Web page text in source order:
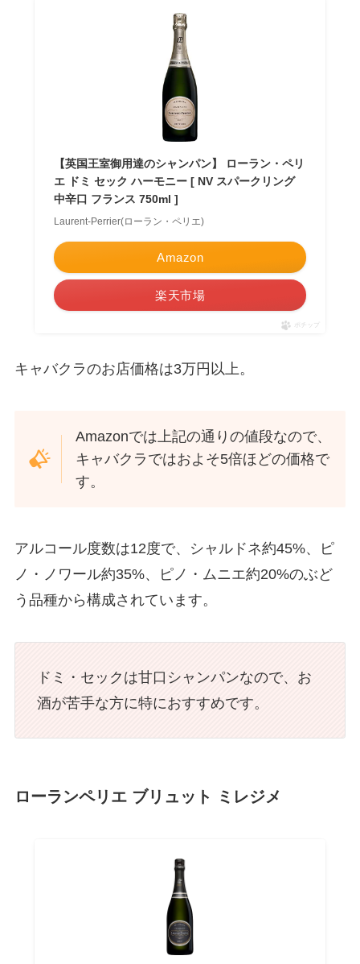
【英国王室御用達のシャンパン】 ローラン・ペリ
エ ドミ セック ハーモニー [ NV スパークリング
中辛口 フランス 750ml ]
Laurent-Perrier(ローラン・ペリエ)
Amazon
楽天市場
ポチップ
キャバクラのお店価格は3万円以上。
Amazonでは上記の通りの値段なので、
キャバクラではおよそ5倍ほどの価格で
す。
アルコール度数は12度で、シャルドネ約45%、ピ
ノ・ノワール約35%、ピノ・ムニエ約20%のぶど
う品種から構成されています。
ドミ・セックは甘口シャンパンなので、お
酒が苦手な方に特におすすめです。
ローランペリエ ブリュット ミレジメ